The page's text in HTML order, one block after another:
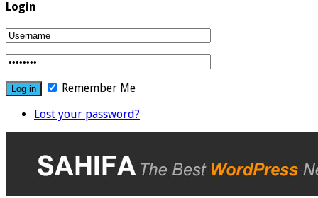
Login
Remember Me
Lost your password?